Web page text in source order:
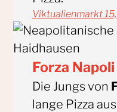
Viktualienmarkt
Forza Napoli
Die Jungs von
lange Pizza